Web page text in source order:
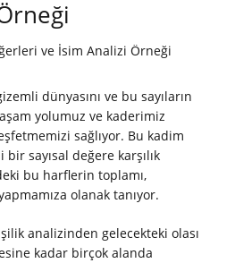
dünyasını ve bu sayıların
yolumuz ve kaderimiz
sağlıyor. Bu kadim
sayısal değere karşılık
bu harflerin toplamı,
olanak tanıyor.
analizinden gelecekteki olası
kadar birçok alanda